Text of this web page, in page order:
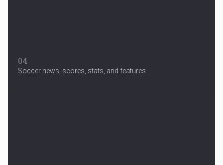
04
Soccer news, scores, stats, and features...